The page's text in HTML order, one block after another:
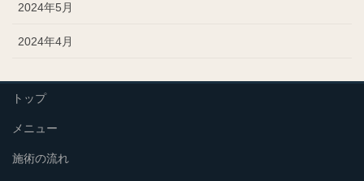
2024年5月
2024年4月
トップ
メニュー
施術の流れ